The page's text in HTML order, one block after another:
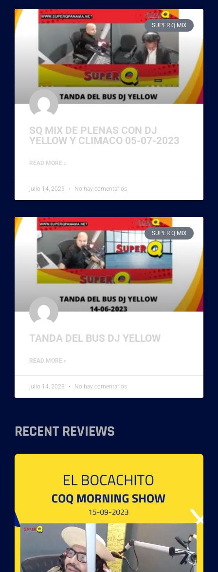
SUPER Q MIX
SQ MIX DE PLENAS CON DJ
YELLOW Y CLIMACO 05-07-2023
READ MORE »
julio 14, 2023 No hay comentarios
SUPER Q MIX
TANDA DEL BUS DJ YELLOW
READ MORE »
julio 14, 2023 No hay comentarios
RECENT REVIEWS